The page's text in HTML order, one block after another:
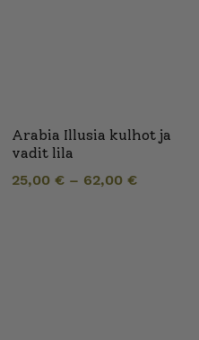
Arabia Illusia kulhot ja
vadit lila
25,00 € – 62,00 €